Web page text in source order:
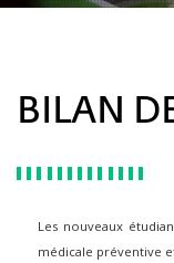
BILAN
Les nouveaux
médicale préventive